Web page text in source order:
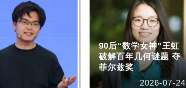
90后“数学女神”王虹
破解百年几何谜题 夺
菲尔兹奖
2026-07-24